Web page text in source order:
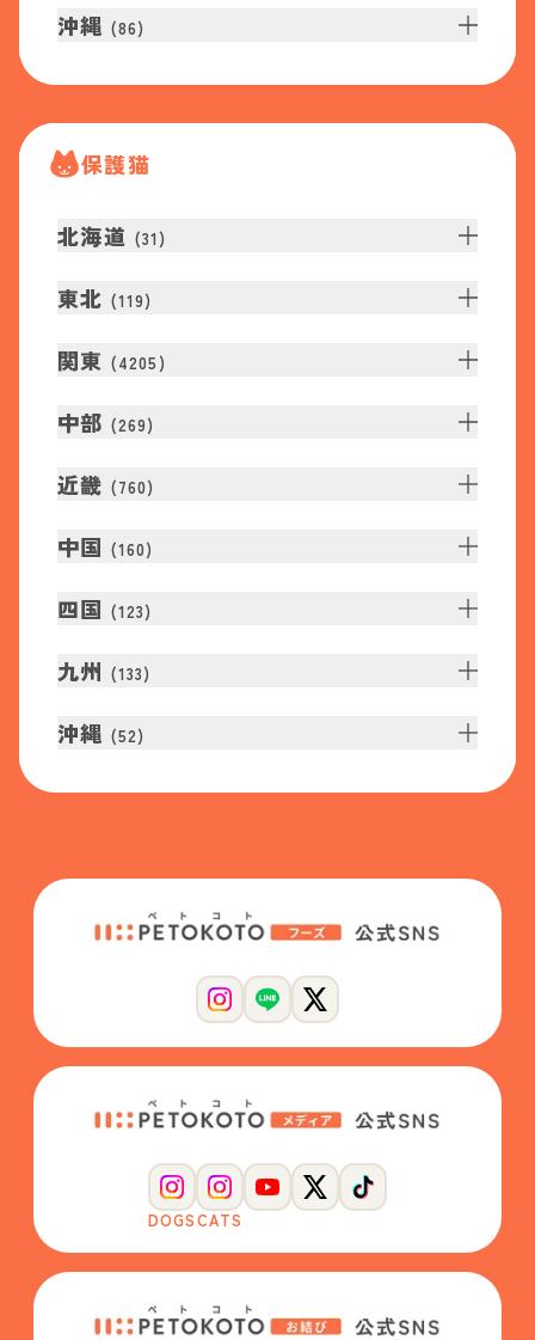
沖縄 (86)
保護猫
北海道 (31 )
東北 (119)
関東 (4205 )
中部 (269)
近畿 (760)
中国 (160)
四国 (123)
九州 (133)
沖縄 (52)
DOGSCATS